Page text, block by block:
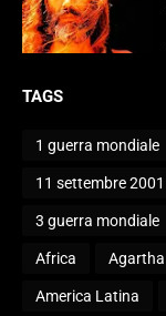
TAGS
1 guerra mondiale
11 settembre 2001
3 guerra mondiale
Africa Agartha
America Latina